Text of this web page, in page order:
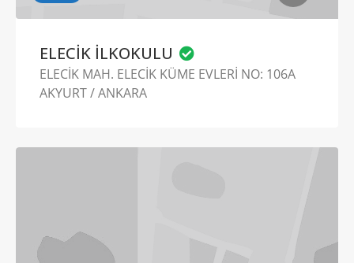
ELECİK İLKOKULU
ELECİK MAH. ELECİK KÜME EVLERİ NO: 106A
AKYURT / ANKARA